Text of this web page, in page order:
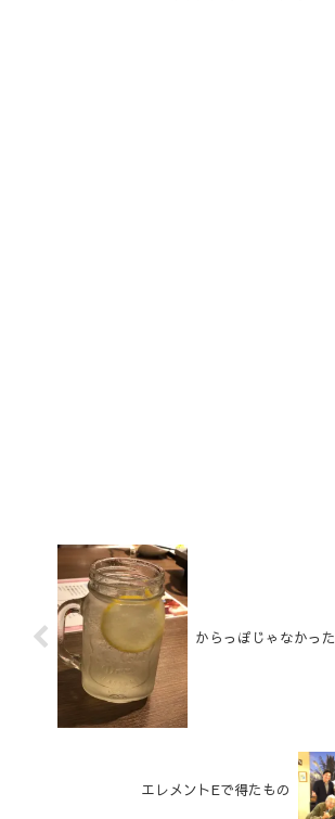
からっぽじゃなかった
エレメントEで得たもの